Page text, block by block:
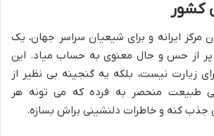
کشور
مرکز ایرانه و برای شیعیان سراسر جهان، یک
پر از حس و حال معنوی به حساب میاد. این
زیارت نیست، بلکه یه گنجینه بی نظیر از
طبیعت منحصر به فرده که می تونه هر
کنه و خاطرات دلنشینی براش بسازه.